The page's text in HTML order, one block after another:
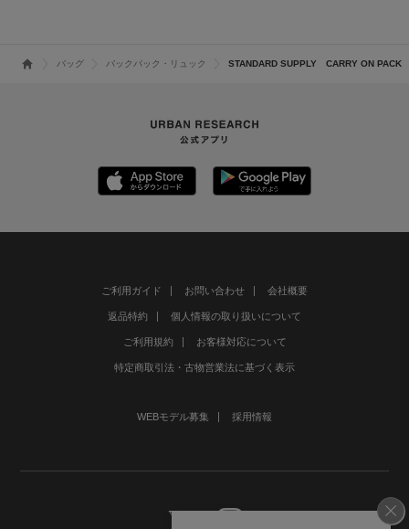
バッグ バックパック・リュック STANDARD SUPPLY CARRY ON PACK
ご利用ガイド お問い合わせ 会社概要
返品特約 個人情報の取り扱いについて
ご利用規約 お客様対応について
特定商取引法・古物営業法に基づく表示
WEBモデル募集 採用情報